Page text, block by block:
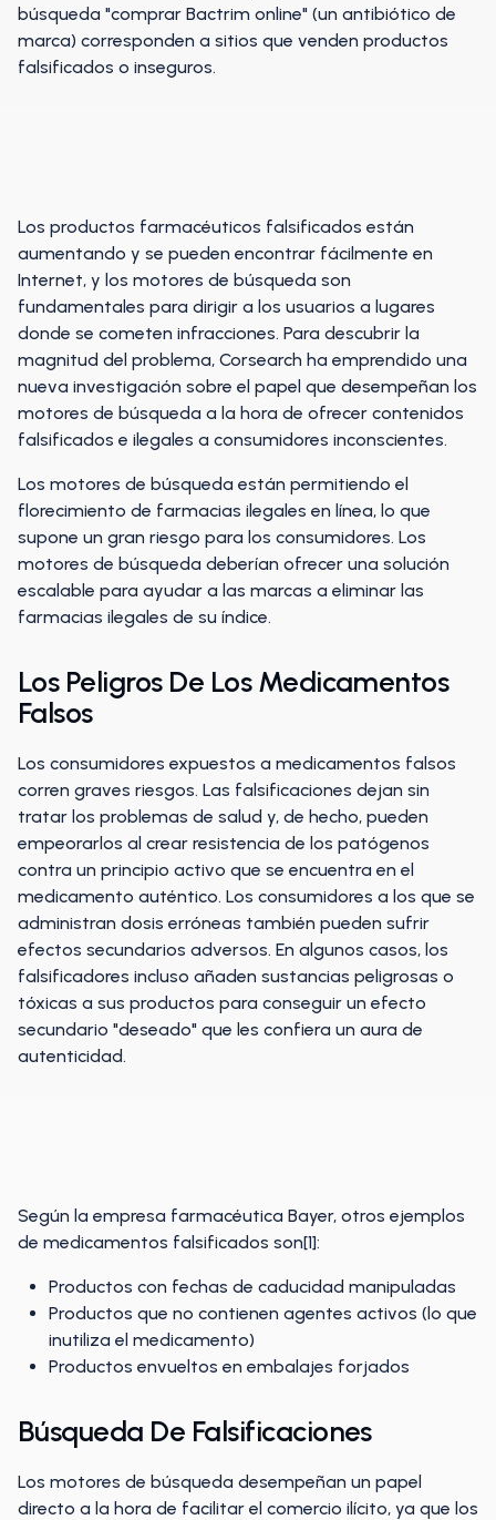
búsqueda "comprar Bactrim online" (un antibiótico de
marca) corresponden a sitios que venden productos
falsificados o inseguros.
Los productos farmacéuticos falsificados están
aumentando y se pueden encontrar fácilmente en
Internet, y los motores de búsqueda son
fundamentales para dirigir a los usuarios a lugares
donde se cometen infracciones. Para descubrir la
magnitud del problema, Corsearch ha emprendido una
nueva investigación sobre el papel que desempeñan los
motores de búsqueda a la hora de ofrecer contenidos
falsificados e ilegales a consumidores inconscientes.
Los motores de búsqueda están permitiendo el
florecimiento de farmacias ilegales en línea, lo que
supone un gran riesgo para los consumidores. Los
motores de búsqueda deberían ofrecer una solución
escalable para ayudar a las marcas a eliminar las
farmacias ilegales de su índice.
Los Peligros De Los Medicamentos
Falsos
Los consumidores expuestos a medicamentos falsos
corren graves riesgos. Las falsificaciones dejan sin
tratar los problemas de salud y, de hecho, pueden
empeorarlos al crear resistencia de los patógenos
contra un principio activo que se encuentra en el
medicamento auténtico. Los consumidores a los que se
administran dosis erróneas también pueden sufrir
efectos secundarios adversos. En algunos casos, los
falsificadores incluso añaden sustancias peligrosas o
tóxicas a sus productos para conseguir un efecto
secundario "deseado" que les confiera un aura de
autenticidad.
Según la empresa farmacéutica Bayer, otros ejemplos
de medicamentos falsificados son[1]:
Productos con fechas de caducidad manipuladas
Productos que no contienen agentes activos (lo que
inutiliza el medicamento)
Productos envueltos en embalajes forjados
Búsqueda De Falsificaciones
Los motores de búsqueda desempeñan un papel
directo a la hora de facilitar el comercio ilícito, ya que los